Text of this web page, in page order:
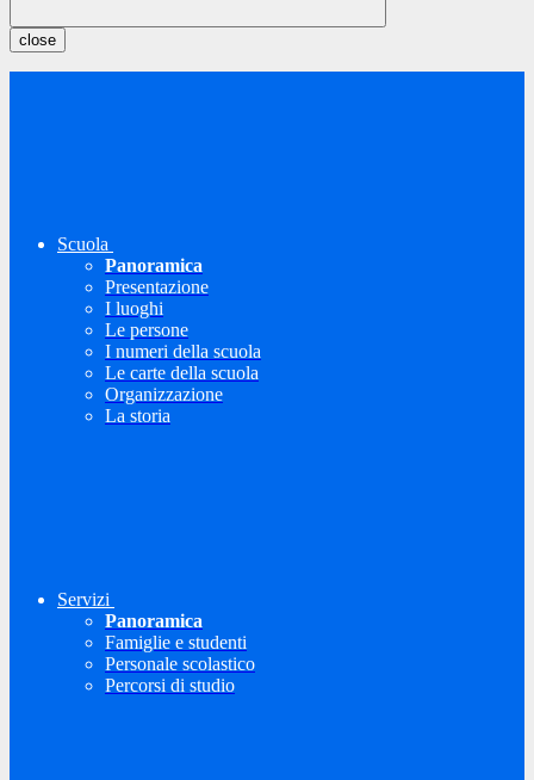
close
Scuola
Panoramica
Presentazione
I luoghi
Le persone
I numeri della scuola
Le carte della scuola
Organizzazione
La storia
Servizi
Panoramica
Famiglie e studenti
Personale scolastico
Percorsi di studio